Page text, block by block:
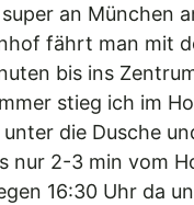
an München
fährt man mit
bis ins
stieg ich im
die Dusche
nur 2-3 min vom
16:30 Uhr da